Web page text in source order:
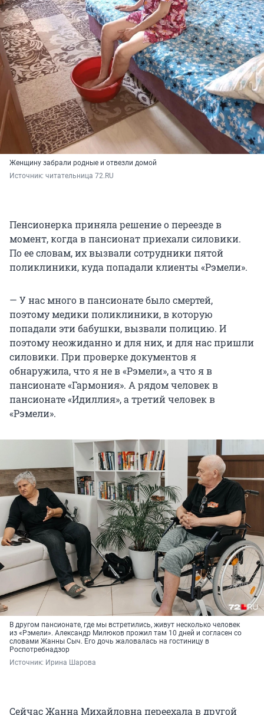
Женщину забрали родные и отвезли домой
Источник: читательница 72.RU
Пенсионерка приняла решение о переезде в
момент, когда в пансионат приехали силовики.
По ее словам, их вызвали сотрудники пятой
поликлиники, куда попадали клиенты «Рэмели».
— У нас много в пансионате было смертей,
поэтому медики поликлиники, в которую
попадали эти бабушки, вызвали полицию. И
поэтому неожиданно и для них, и для нас пришли
силовики. При проверке документов я
обнаружила, что я не в «Рэмели», а что я в
пансионате «Гармония». А рядом человек в
пансионате «Идиллия», а третий человек в
«Рэмели».
В другом пансионате, где мы встретились, живут несколько человек
из «Рэмели». Александр Милюков прожил там 10 дней и согласен со
словами Жанны Сыч. Его дочь жаловалась на гостиницу в
Роспотребнадзор
Источник: Ирина Шарова
Сейчас Жанна Михайловна переехала в другой